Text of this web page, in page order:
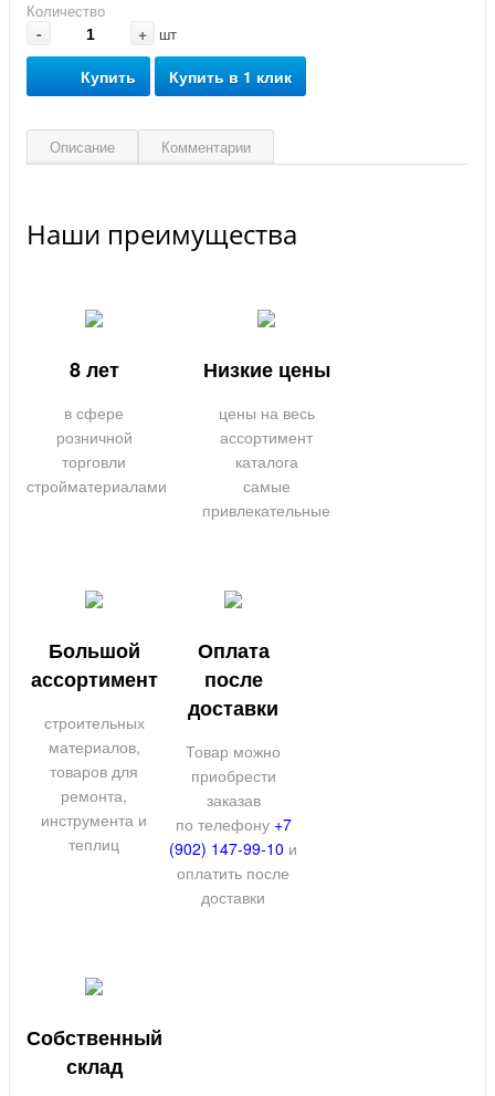
Количество
- + шт
Купить Купить в 1 клик
Описание Комментарии
Наши преимущества
8 лет
в сфере
розничной
торговли
стройматериалами
Низкие цены
цены на весь
ассортимент
каталога
самые
привлекательные
Большой
ассортимент
строительных
материалов,
товаров для
ремонта,
инструмента и
теплиц
Оплата
после
доставки
Товар можно
приобрести
заказав
по телефону +7
(902) 147-99-10 и
оплатить после
доставки
Собственный
склад